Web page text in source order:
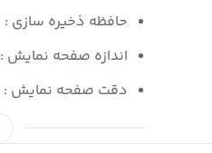
حافظه ذخیره سازی : ۱ ترابایت
اندازه صفحه نمایش : ۱۶.۰ اینچ
دقت صفحه نمایش : ۱۹۲۰×۱۲۰۰